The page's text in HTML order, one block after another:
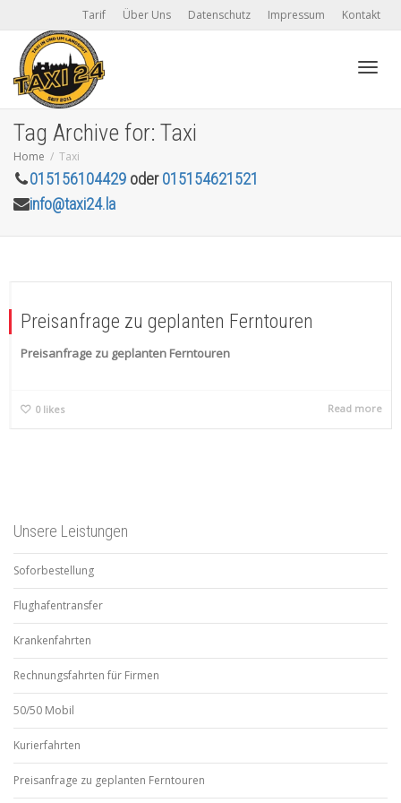
Tarif Über Uns Datenschutz Impressum Kontakt
Tag Archive for: Taxi
Home Taxi
015156104429 oder015154621521
info@taxi24.la
Preisanfrage zu geplanten Ferntouren
Preisanfrage zu geplanten Ferntouren
0 likes Read more
Unsere Leistungen
Soforbestellung
Flughafentransfer
Krankenfahrten
Rechnungsfahrten für Firmen
50/50 Mobil
Kurierfahrten
Preisanfrage zu geplanten Ferntouren